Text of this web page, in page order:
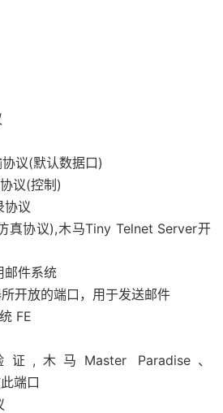
议(默认数据口)
议(控制)
协议
真协议),木马Tiny Telnet Server开
邮件系统
开放的端口，用于发送邮件
FE
,木马Master Paradise、
端口